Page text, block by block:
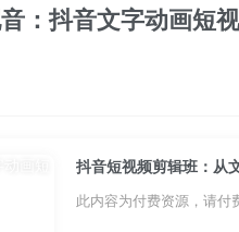
：抖音文字动画短
抖音短视频剪辑班：从
此内容为付费资源，请付